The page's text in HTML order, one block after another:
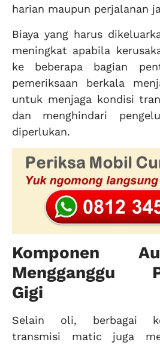
harian maupun perjalanan
Biaya yang harus
meningkat apabila
ke beberapa bagian
pemeriksaan berkala
untuk menjaga kondisi
dan menghindari
diperlukan.
Komponen
Mengganggu
Gigi
Selain oli, berbagai
transmisi matic juga